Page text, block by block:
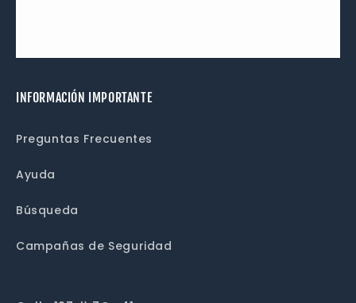
INFORMACIÓN IMPORTANTE
Preguntas Frecuentes
Ayuda
Búsqueda
Campañas de Seguridad